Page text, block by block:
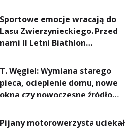
Sportowe emocje wracają do
Lasu Zwierzynieckiego. Przed
nami II Letni Biathlon
T. Węgiel: Wymiana starego
pieca, ocieplenie domu, nowe
okna czy nowoczesne źródło
rachunki za energię, lepszy
Pijany motorowerzysta uciekał